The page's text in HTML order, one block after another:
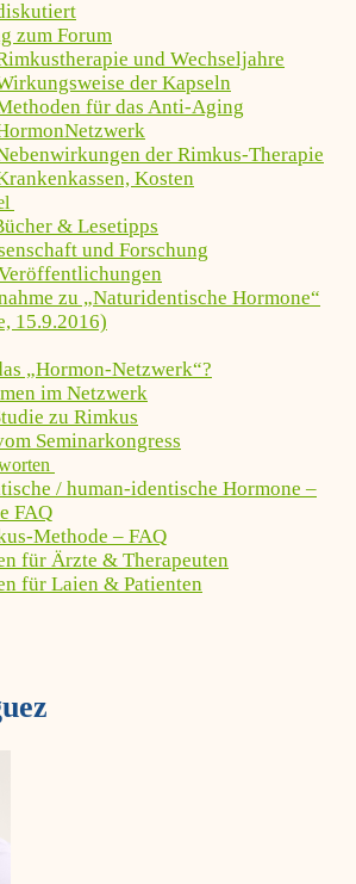
zum Forum
und Wechseljahre
der Kapseln
für das Anti-Aging
der Rimkus-Therapie
Kosten
& Lesetipps
und Forschung
zu „Naturidentische Hormone“
15.9.2016)
„Hormon-Netzwerk“?
im Netzwerk
zu Rimkus
Seminarkongress
/ human-identische Hormone –
FAQ
Methode – FAQ
für Ärzte & Therapeuten
für Laien & Patienten